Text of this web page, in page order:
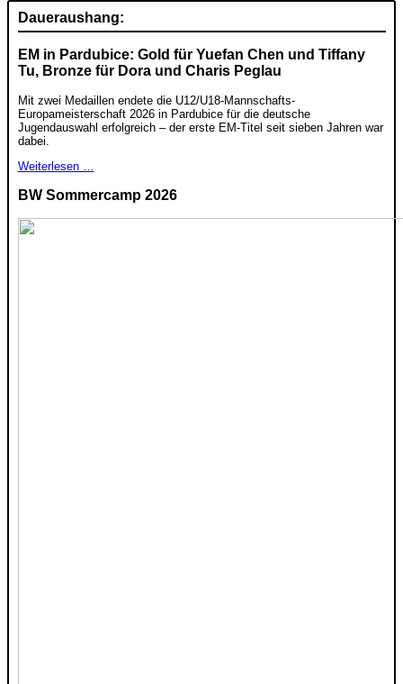
Daueraushang:
EM in Pardubice: Gold für Yuefan Chen und Tiffany
Tu, Bronze für Dora und Charis Peglau
Mit zwei Medaillen endete die U12/U18-Mannschafts-
Europameisterschaft 2026 in Pardubice für die deutsche
Jugendauswahl erfolgreich – der erste EM-Titel seit sieben Jahren war
dabei.
Weiterlesen …
BW Sommercamp 2026